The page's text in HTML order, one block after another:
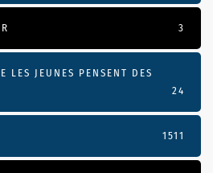
3
LES JEUNES PENSENT DES
24
1511